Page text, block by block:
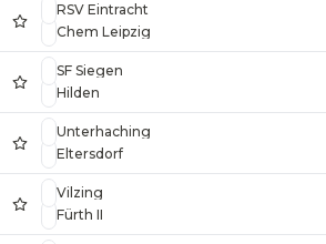
RSV Eintracht
Chem Leipzig
SF Siegen
Hilden
Unterhaching
Eltersdorf
Vilzing
Fürth II